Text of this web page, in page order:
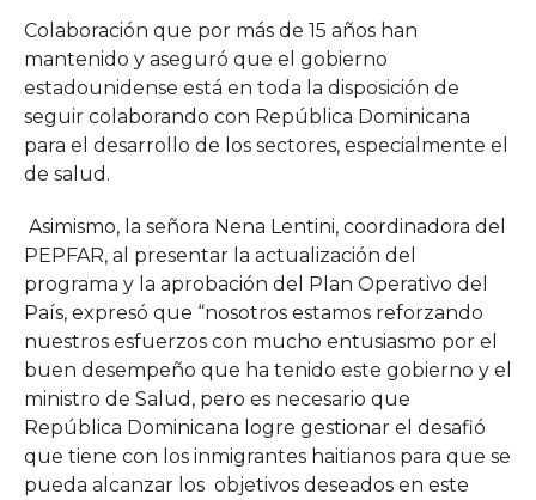
Colaboración que por más de 15 años han
mantenido y aseguró que el gobierno
estadounidense está en toda la disposición de
seguir colaborando con República Dominicana
para el desarrollo de los sectores, especialmente el
de salud.
Asimismo, la señora Nena Lentini, coordinadora del
PEPFAR, al presentar la actualización del
programa y la aprobación del Plan Operativo del
País, expresó que “nosotros estamos reforzando
nuestros esfuerzos con mucho entusiasmo por el
buen desempeño que ha tenido este gobierno y el
ministro de Salud, pero es necesario que
República Dominicana logre gestionar el desafió
que tiene con los inmigrantes haitianos para que se
pueda alcanzar los objetivos deseados en este